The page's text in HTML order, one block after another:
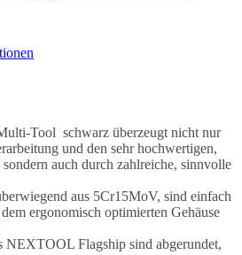
Tool schwarz überzeugt nicht nur
und den sehr hochwertigen,
auch durch zahlreiche, sinnvolle
aus 5Cr15MoV, sind einfach
ergonomisch optimierten Gehäuse
NEXTOOL Flagship sind abgerundet,